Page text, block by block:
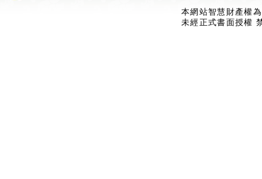
本網站智慧財產權
未經正式書面授權